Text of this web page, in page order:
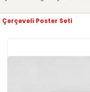
Çerçeveli Poster Seti